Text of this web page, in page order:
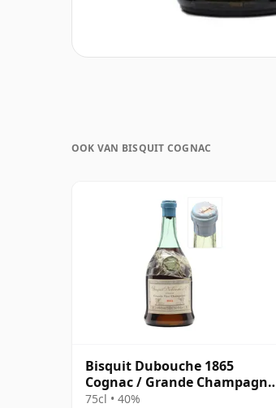
OOK VAN BISQUIT COGNAC
Bisquit Dubouche 1865
Cognac / Grande Champagne
/ Bottled 1930s
75cl • 40%